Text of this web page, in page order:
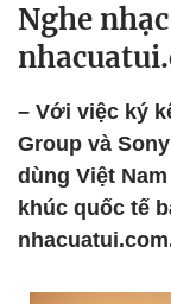
Nghe
– Với việc ký
Group và
dùng Việt
khúc quốc tế